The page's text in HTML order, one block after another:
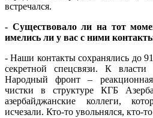
встречался.
- Существовало ли на тот
имелись ли у вас с ними
- Наши контакты сохранялись до
секретной спецсвязи. К
Народный фронт –
чистки в структуре КГБ
азербайджанские коллеги,
исчезали. Кто-то увольнялся, кто-